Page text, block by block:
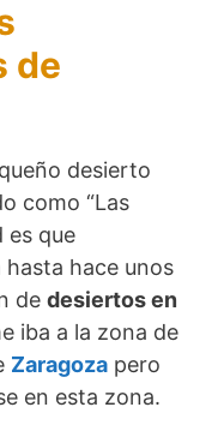
de
desierto
como “Las
es que
hace unos
de desiertos en
iba a la zona de
Zaragoza pero
en esta zona.